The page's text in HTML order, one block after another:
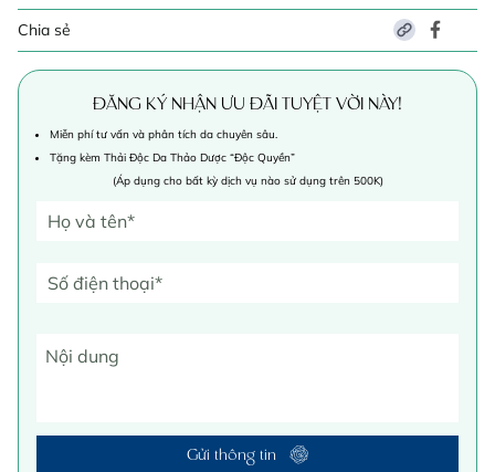
Chia sẻ
ĐĂNG KÝ NHẬN ƯU ĐÃI TUYỆT VỜI NÀY!
Miễn phí tư vấn và phân tích da chuyên sâu.
Tặng kèm Thải Độc Da Thảo Dược “Độc Quyền”
(Áp dụng cho bất kỳ dịch vụ nào sử dụng trên 500K)
Gửi thông tin